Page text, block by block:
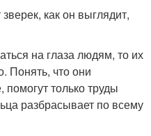
как он выглядит,
на глаза людям, то их
Понять, что они
только труды
разбрасывает по всему